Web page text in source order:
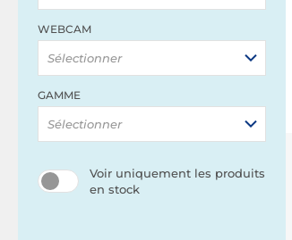
WEBCAM
Sélectionner
GAMME
Sélectionner
Voir uniquement les produits
en stock